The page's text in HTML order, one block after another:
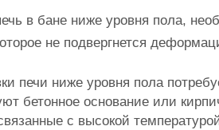
в бане ниже уровня пола,
не подвергнется
печи ниже уровня пола
бетонное основание или
с высокой